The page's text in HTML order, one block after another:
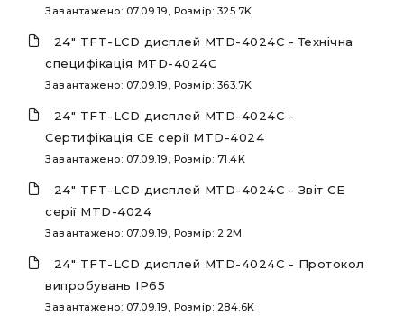
Завантажено: 07.09.19, Розмір: 325.7K
24" TFT-LCD дисплей MTD-4024С - Технічна
специфікація MTD-4024C
Завантажено: 07.09.19, Розмір: 363.7K
24" TFT-LCD дисплей MTD-4024С -
Сертифікація СЕ серії MTD-4024
Завантажено: 07.09.19, Розмір: 71.4K
24" TFT-LCD дисплей MTD-4024С - Звіт СЕ
серії MTD-4024
Завантажено: 07.09.19, Розмір: 2.2M
24" TFT-LCD дисплей MTD-4024С - Протокол
випробувань IP65
Завантажено: 07.09.19, Розмір: 284.6K